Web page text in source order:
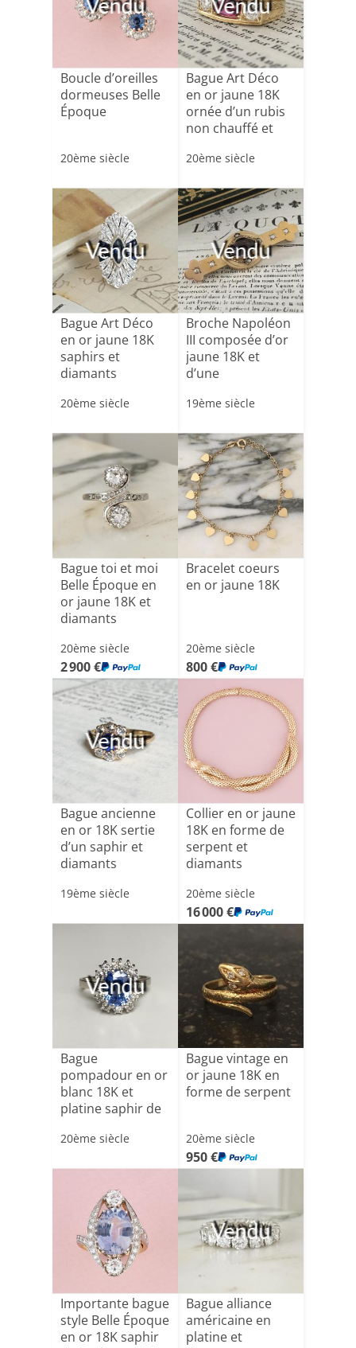
Boucle d’oreilles
dormeuses Belle
Époque
20ème siècle
Bague Art Déco
en or jaune 18K
ornée d’un rubis
non chauffé et
20ème siècle
Vendu
Bague Art Déco
en or jaune 18K
saphirs et
diamants
20ème siècle
Vendu
Broche Napoléon
III composée d’or
jaune 18K et
d’une
19ème siècle
Bague toi et moi
Belle Époque en
or jaune 18K et
diamants
20ème siècle
2 900 €
Bracelet coeurs
en or jaune 18K
20ème siècle
800 €
Vendu
Bague ancienne
en or 18K sertie
d’un saphir et
diamants
19ème siècle
Collier en or jaune
18K en forme de
serpent et
diamants
20ème siècle
16 000 €
Vendu
Bague
pompadour en or
blanc 18K et
platine saphir de
20ème siècle
Bague vintage en
or jaune 18K en
forme de serpent
20ème siècle
950 €
Importante bague
style Belle Époque
en or 18K saphir
Vendu
Bague alliance
américaine en
platine et